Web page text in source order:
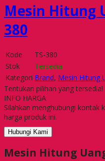
Mesin Hitung
380
Kode
TS-380
Stok
Tersedia
Kategori Brand, Mesin Hitung
Tentukan pilihan yang tersedia!
INFO HARGA
Silahkan menghubungi kontak
harga produk ini.
Hubungi Kami
Mesin Hitung